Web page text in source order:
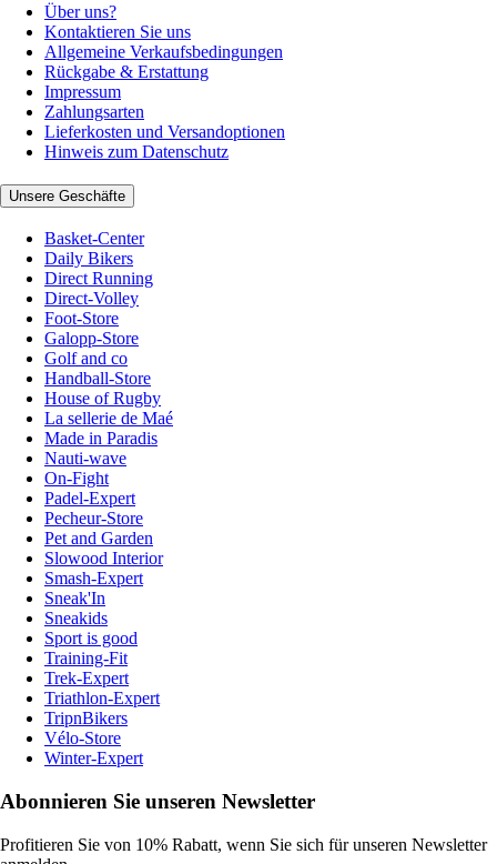
Über uns?
Kontaktieren Sie uns
Allgemeine Verkaufsbedingungen
Rückgabe & Erstattung
Impressum
Zahlungsarten
Lieferkosten und Versandoptionen
Hinweis zum Datenschutz
Unsere Geschäfte
Basket-Center
Daily Bikers
Direct Running
Direct-Volley
Foot-Store
Galopp-Store
Golf and co
Handball-Store
House of Rugby
La sellerie de Maé
Made in Paradis
Nauti-wave
On-Fight
Padel-Expert
Pecheur-Store
Pet and Garden
Slowood Interior
Smash-Expert
Sneak'In
Sneakids
Sport is good
Training-Fit
Trek-Expert
Triathlon-Expert
TripnBikers
Vélo-Store
Winter-Expert
Abonnieren Sie unseren Newsletter
Profitieren Sie von 10% Rabatt, wenn Sie sich für unseren Newsletter